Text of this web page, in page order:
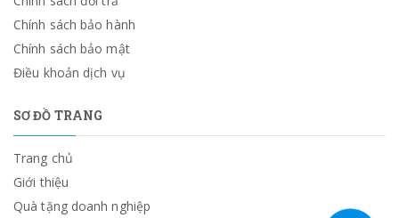
Chính sách bảo hành
Chính sách bảo mật
Điều khoản dịch vụ
SƠ ĐỒ TRANG
Trang chủ
Giới thiệu
Quà tặng doanh nghiệp